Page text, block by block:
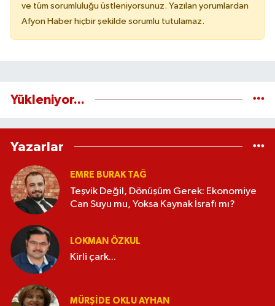
ve tüm sorumluluğu üstleniyorsunuz. Yazılan yorumlardan
Afyon Haber hiçbir şekilde sorumlu tutulamaz.
Yükleniyor...
Yazarlar
EMRE BURAK TAĞ
Teşvik Değil, Dönüşüm Gerek: Ekonomiye
Can Suyu mu, Yoksa Kaynak İsrafı mı?
LOKMAN ÖZKUL
Kirli çark...
MÜRŞIDE OKLU AYHAN